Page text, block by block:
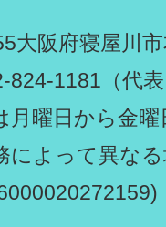
大阪府寝屋川
824-1181（代表
月曜日から金
によって異な